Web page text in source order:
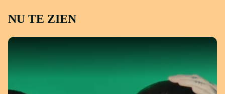
NU TE ZIEN